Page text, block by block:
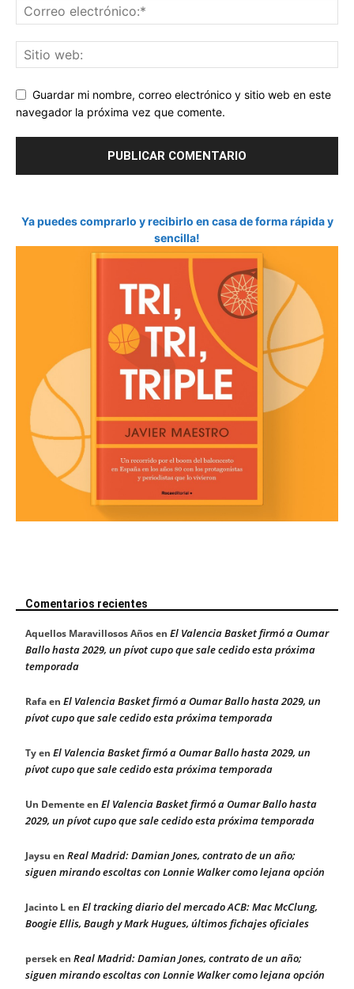
Guardar mi nombre, correo electrónico y sitio web en este
navegador la próxima vez que comente.
Ya puedes comprarlo y recibirlo en casa de forma rápida y
sencilla!
Comentarios recientes
Aquellos Maravillosos Añosen El Valencia Basket firmó a Oumar
Ballo hasta 2029, un pívot cupo que sale cedido esta próxima
temporada
Rafaen El Valencia Basket firmó a Oumar Ballo hasta 2029, un
pívot cupo que sale cedido esta próxima temporada
Tyen El Valencia Basket firmó a Oumar Ballo hasta 2029, un
pívot cupo que sale cedido esta próxima temporada
Un Dementeen El Valencia Basket firmó a Oumar Ballo hasta
2029, un pívot cupo que sale cedido esta próxima temporada
Jaysu en Real Madrid: Damian Jones, contrato de un año;
siguen mirando escoltas con Lonnie Walker como lejana opción
Jacinto Len El tracking diario del mercado ACB: Mac McClung,
Boogie Ellis, Baugh y Mark Hugues, últimos fichajes oficiales
perseken Real Madrid: Damian Jones, contrato de un año;
siguen mirando escoltas con Lonnie Walker como lejana opción